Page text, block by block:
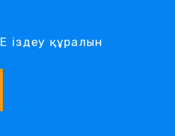
іздеу құралын